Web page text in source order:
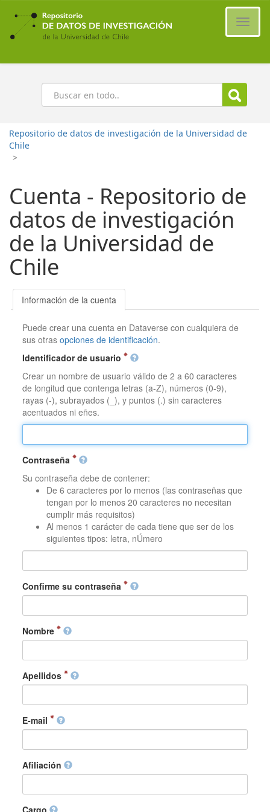
Ir
contenido
principal
Buscar
Repositorio de datos de investigación de la Universidad de
Chile
>
Cuenta - Repositorio de
datos de investigación
de la Universidad de
Chile
Información de la cuenta
Puede crear una cuenta en Dataverse con cualquiera de
sus otrasopciones de identificación.
Identificador de usuario
Crear un nombre de usuario válido de 2 a 60 caracteres
de longitud que contenga letras (a-Z), números (0-9),
rayas (-), subrayados (_), y puntos (.) sin caracteres
acentuados ni eñes.
Contraseña
Su contraseña debe de contener:
De 6 caracteres por lo menos (las contraseñas que
tengan por lo menos 20 caracteres no necesitan
cumplir más requisitos)
Al menos 1 carácter de cada tiene que ser de los
siguientes tipos: letra, nÚmero
Confirme su contraseña
Nombre
Apellidos
E-mail
Afiliación
Cargo